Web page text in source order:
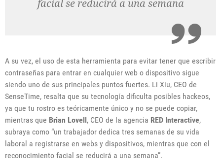
facial se reducirá a una semana
A su vez, el uso de esta herramienta para evitar tener que escribir
contraseñas para entrar en cualquier web o dispositivo sigue
siendo uno de sus principales puntos fuertes. Li Xiu, CEO de
SenseTime, resalta que su tecnología dificulta posibles hackeos,
ya que tu rostro es teóricamente único y no se puede copiar,
mientras que Brian Lovell, CEO de la agencia RED Interactive,
subraya como “un trabajador dedica tres semanas de su vida
laboral a registrarse en webs y dispositivos, mientras que con el
reconocimiento facial se reducirá a una semana”.